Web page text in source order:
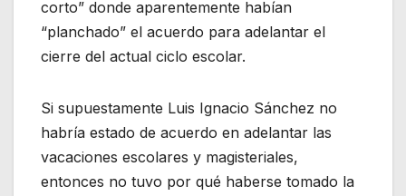
corto” donde aparentemente habían
“planchado” el acuerdo para adelantar el
cierre del actual ciclo escolar.
Si supuestamente Luis Ignacio Sánchez no
habría estado de acuerdo en adelantar las
vacaciones escolares y magisteriales,
entonces no tuvo por qué haberse tomado la